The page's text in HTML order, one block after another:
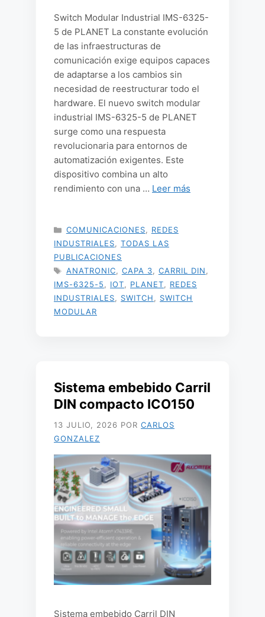
Switch Modular Industrial IMS-6325-
5 de PLANET La constante evolución
de las infraestructuras de
comunicación exige equipos capaces
de adaptarse a los cambios sin
necesidad de reestructurar todo el
hardware. El nuevo switch modular
industrial IMS-6325-5 de PLANET
surge como una respuesta
revolucionaria para entornos de
automatización exigentes. Este
dispositivo combina un alto
rendimiento con una … Leer más
CATEGORÍAS
COMUNICACIONES
REDES
INDUSTRIALES
TODAS LAS
PUBLICACIONES
ETIQUETAS
ANATRONIC CAPA 3 CARRIL DIN
IMS-6325-5
IOT PLANET
REDES
INDUSTRIALES
SWITCH
SWITCH
MODULAR
Sistema embebido Carril
DIN compacto ICO150
13 JULIO, 2026 POR CARLOS
GONZALEZ
Sistema embebido Carril DIN